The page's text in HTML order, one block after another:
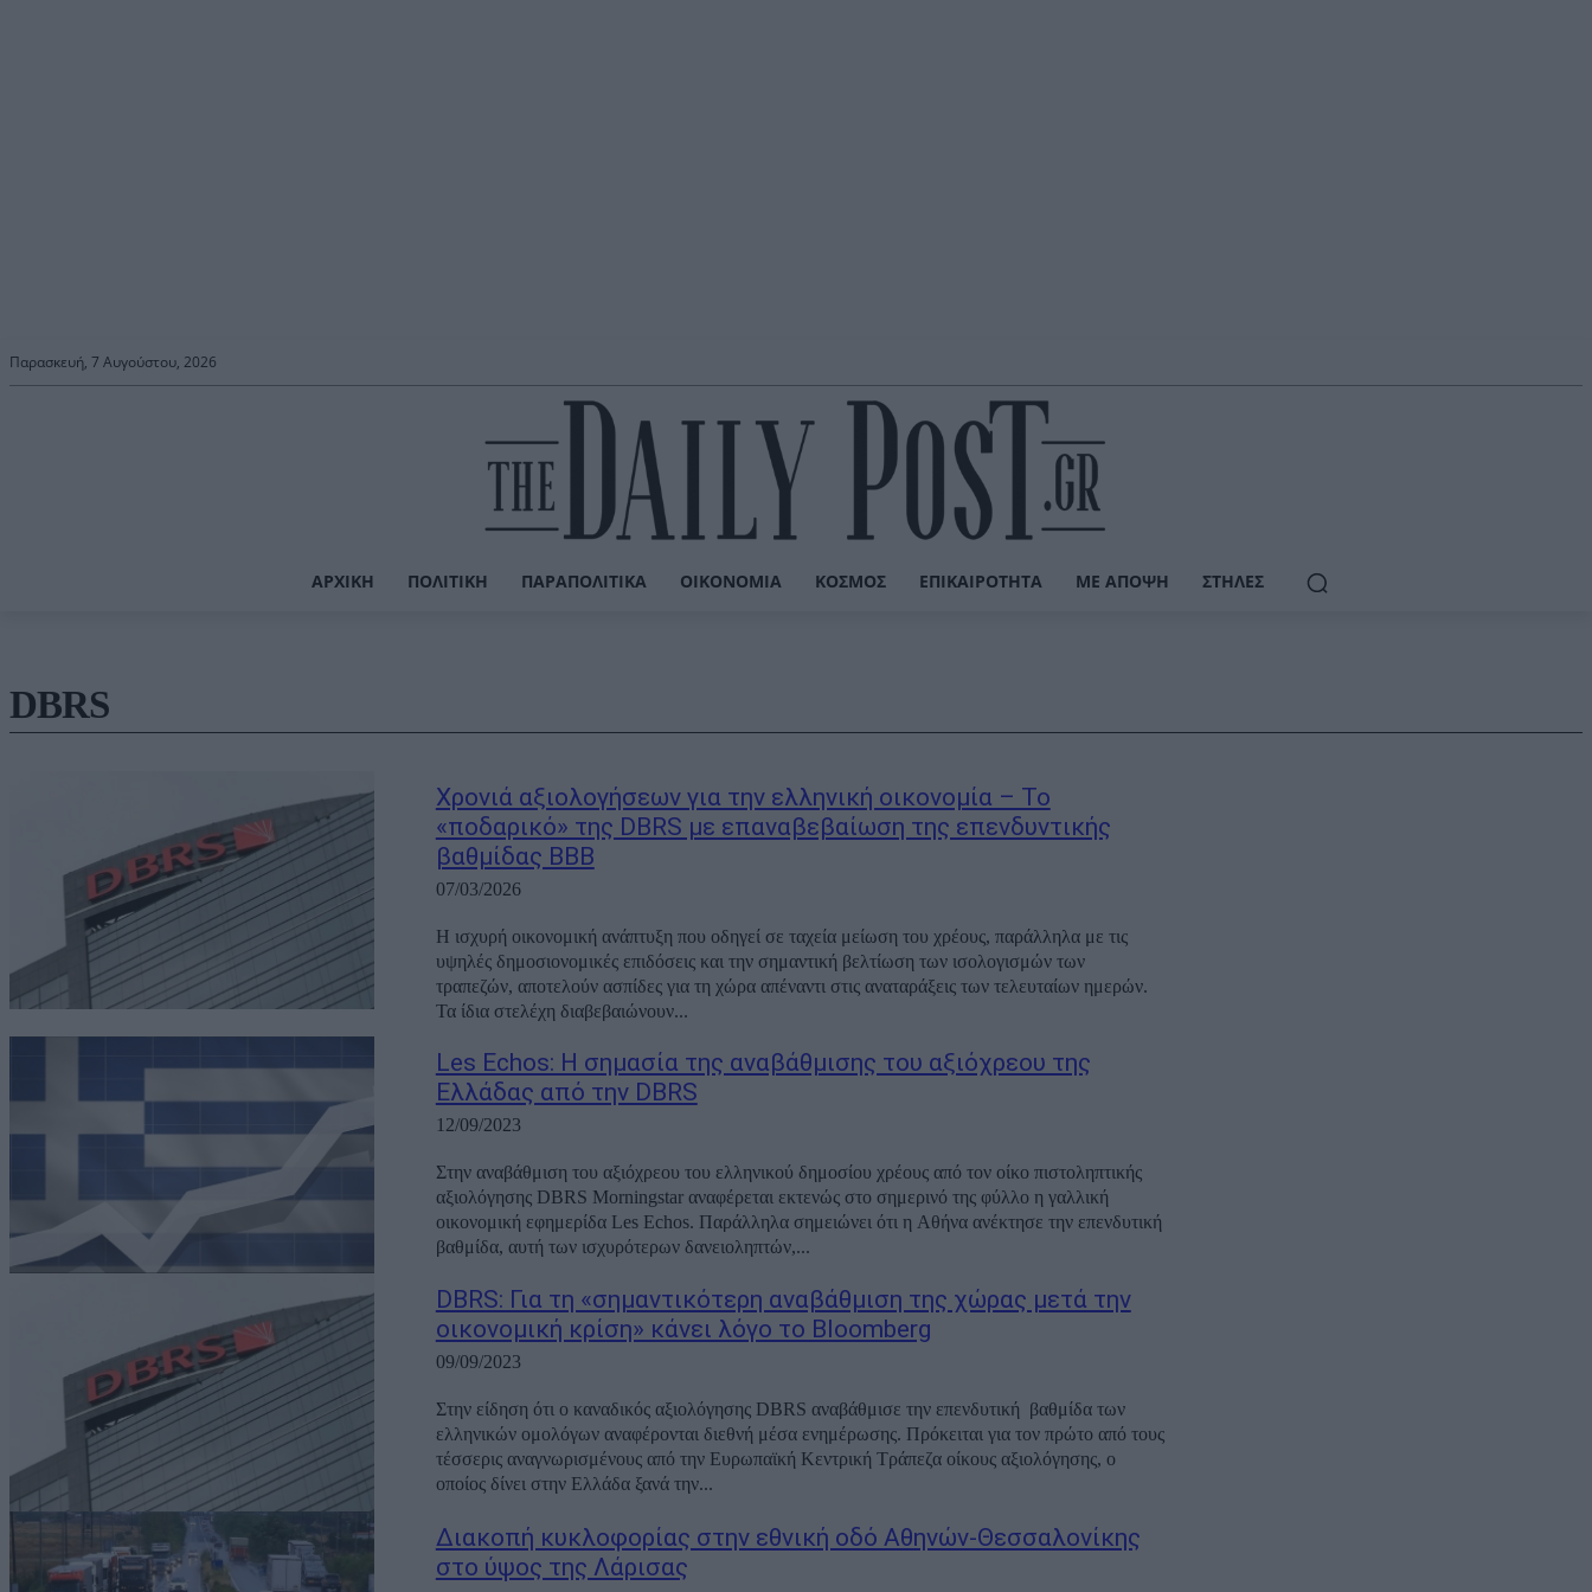
Παρασκευή, 7 Αυγούστου, 2026
ΑΡΧΙΚΉ ΠΟΛΙΤΙΚΉ ΠΑΡΑΠΟΛΙΤΙΚΆ ΟΙΚΟΝΟΜΊΑ ΚΌΣΜΟΣ ΕΠΙΚΑΙΡΌΤΗΤΑ ΜΕ ΆΠΟΨΗ ΣΤΉΛΕΣ
DBRS
Χρονιά αξιολογήσεων για την ελληνική οικονομία – Το
«ποδαρικό» της DBRS με επαναβεβαίωση της επενδυντικής
βαθμίδας ΒΒΒ
07/03/2026
Η ισχυρή οικονομική ανάπτυξη που οδηγεί σε ταχεία μείωση του χρέους, παράλληλα με τις
υψηλές δημοσιονομικές επιδόσεις και την σημαντική βελτίωση των ισολογισμών των
τραπεζών, αποτελούν ασπίδες για τη χώρα απέναντι στις αναταράξεις των τελευταίων ημερών.
Τα ίδια στελέχη διαβεβαιώνουν...
Les Echos: Η σημασία της αναβάθμισης του αξιόχρεου της
Ελλάδας από την DBRS
12/09/2023
Στην αναβάθμιση του αξιόχρεου του ελληνικού δημοσίου χρέους από τον οίκο πιστοληπτικής
αξιολόγησης DBRS Morningstar αναφέρεται εκτενώς στο σημερινό της φύλλο η γαλλική
οικονομική εφημερίδα Les Echos. Παράλληλα σημειώνει ότι η Αθήνα ανέκτησε την επενδυτική
βαθμίδα, αυτή των ισχυρότερων δανειοληπτών,...
DBRS: Για τη «σημαντικότερη αναβάθμιση της χώρας μετά την
οικονομική κρίση» κάνει λόγο το Bloomberg
09/09/2023
Στην είδηση ότι ο καναδικός αξιολόγησης DBRS αναβάθμισε την επενδυτική βαθμίδα των
ελληνικών ομολόγων αναφέρονται διεθνή μέσα ενημέρωσης. Πρόκειται για τον πρώτο από τους
τέσσερις αναγνωρισμένους από την Ευρωπαϊκή Κεντρική Τράπεζα οίκους αξιολόγησης, ο
οποίος δίνει στην Ελλάδα ξανά την...
Διακοπή κυκλοφορίας στην εθνική οδό Αθηνών-Θεσσαλονίκης
στο ύψος της Λάρισας